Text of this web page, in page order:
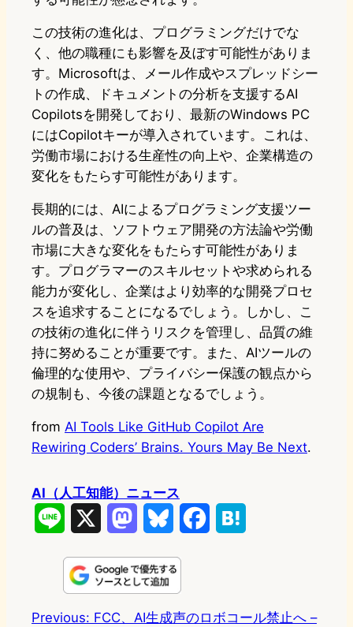
この技術の進化は、プログラミングだけでな
く、他の職種にも影響を及ぼす可能性がありま
す。Microsoftは、メール作成やスプレッドシー
トの作成、ドキュメントの分析を支援するAI
Copilotsを開発しており、最新のWindows PC
にはCopilotキーが導入されています。これは、
労働市場における生産性の向上や、企業構造の
変化をもたらす可能性があります。
長期的には、AIによるプログラミング支援ツー
ルの普及は、ソフトウェア開発の方法論や労働
市場に大きな変化をもたらす可能性がありま
す。プログラマーのスキルセットや求められる
能力が変化し、企業はより効率的な開発プロセ
スを追求することになるでしょう。しかし、こ
の技術の進化に伴うリスクを管理し、品質の維
持に努めることが重要です。また、AIツールの
倫理的な使用や、プライバシー保護の観点から
の規制も、今後の課題となるでしょう。
from AI Tools Like GitHub Copilot Are
Rewiring Coders’ Brains. Yours May Be Next.
AI（人工知能）ニュース
n
s
t
u
e
Previous: FCC、AI生成声のロボコール禁止へ –